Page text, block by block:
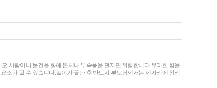
.사람이나 물건을 향해 본체나 부속품을 던지면 위험합니다.무리한 힘을
가 될 수 있습니다.놀이가 끝난 후 반드시 부모님께서는 제자리에 정리